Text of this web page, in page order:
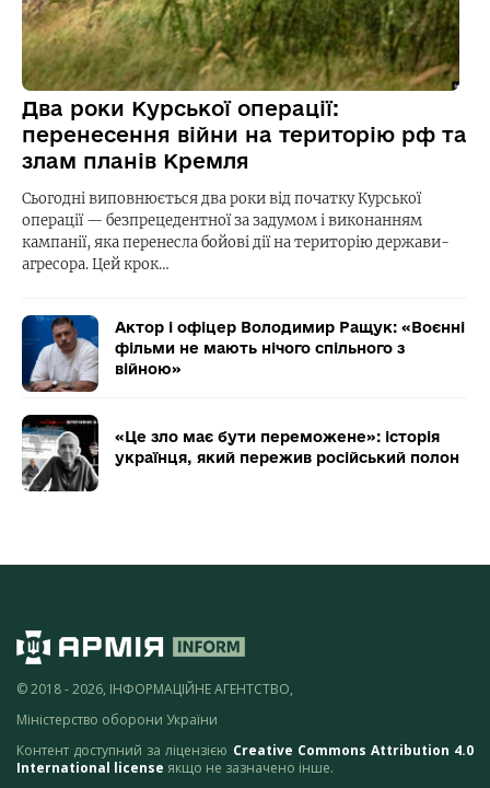
Два роки Курської операції:
перенесення війни на територію рф та
злам планів Кремля
Сьогодні виповнюється два роки від початку Курської
операції — безпрецедентної за задумом і виконанням
кампанії, яка перенесла бойові дії на територію держави-
агресора. Цей крок…
Актор і офіцер Володимир Ращук: «Воєнні
фільми не мають нічого спільного з
війною»
«Це зло має бути переможене»: історія
українця, який пережив російський полон
© 2018 - 2026, ІНФОРМАЦІЙНЕ АГЕНТСТВО,
Міністерство оборони України
Контент доступний за ліцензією Creative Commons Attribution 4.0
International license якщо не зазначено інше.